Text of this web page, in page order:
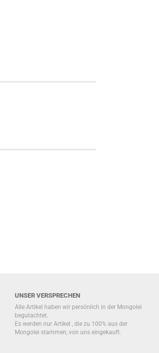
UNSER VERSPRECHEN
Alle Artikel haben wir persönlich in der Mongolei
begutachtet.
Es werden nur Artikel , die zu 100% aus der
Mongolei stammen, von uns eingekauft.